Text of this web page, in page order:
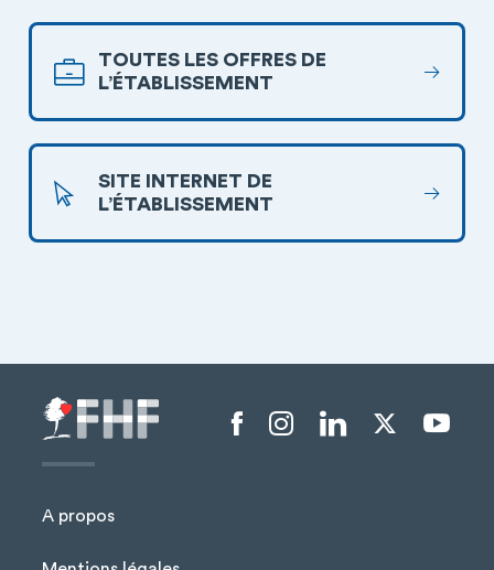
TOUTES LES OFFRES DE
L’ÉTABLISSEMENT
SITE INTERNET DE
L’ÉTABLISSEMENT
A propos
Menu liens sociaux